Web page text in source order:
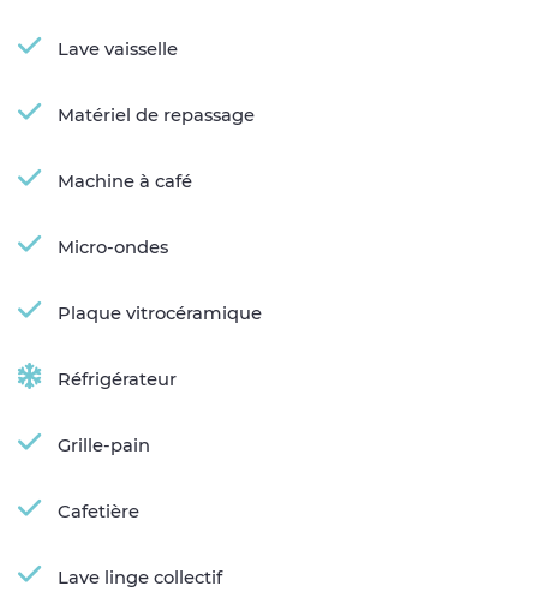
Lave vaisselle
Matériel de repassage
Machine à café
Micro-ondes
Plaque vitrocéramique
Réfrigérateur
Grille-pain
Cafetière
Lave linge collectif